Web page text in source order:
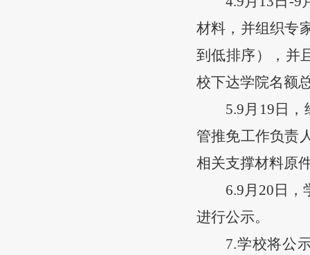
材料，并组织专
到低排序）
， 并
校下达学院名额
5.9月 19 日
管推免工作负责
相关支撑材料原
6.9月 20 日，
进行公示。
7.学校将公